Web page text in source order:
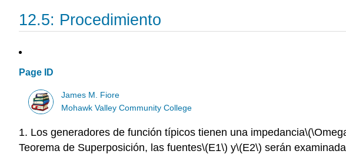
12.5: Procedimiento
Page ID
James M. Fiore
Mohawk Valley Community College
1. Los generadores de función típicos tienen una impedancia
Teorema de Superposición, las fuentes\(E1\) y\(E2\) serán